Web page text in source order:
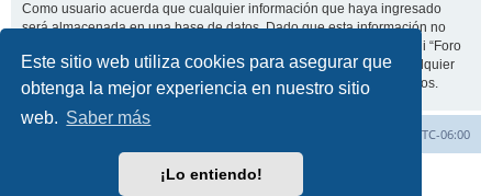
Este sitio web utiliza cookies para asegurar que
obtenga la mejor experiencia en nuestro sitio
web. Saber más
¡Lo entiendo!
Como usuario acuerda que cualquier información que haya ingresado
será almacenada en una base de datos. Dado que esta información no
será compartida con ninguna tercera parte sin su consentimiento, ni “Foro
de discusión” ni phpBB podrán considerarse responsables por cualquier
intento de hacking que conlleve a que los datos sean comprometidos.
UTC-06:00
Desarrollado porphpBB® Forum Software © phpBB Limited